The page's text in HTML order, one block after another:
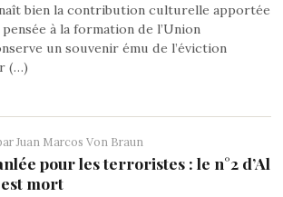
bien la contribution culturelle apportée
à la formation de l’Union
un souvenir ému de l’éviction
(…)
Juan Marcos Von Braun
pour les terroristes : le n°2 d’Al
mort